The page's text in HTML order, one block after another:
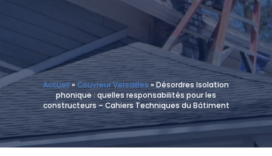
Accueil»Couvreur Versailles»Désordres Isolation
phonique : quelles responsabilités pour les
constructeurs – Cahiers Techniques du Bâtiment